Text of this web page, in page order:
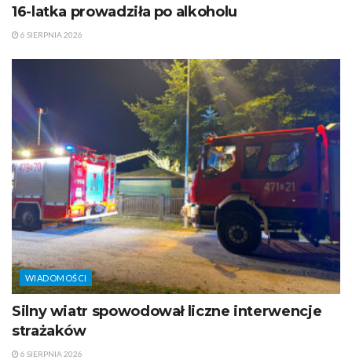
16-latka prowadziła po alkoholu
6 SIERPNIA 2026
WIADOMOŚCI
Silny wiatr spowodował liczne interwencje
strażaków
6 SIERPNIA 2026